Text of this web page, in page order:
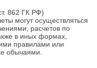
862 ГК РФ)
могут осуществляться
расчетов по
в иных формах,
правилами или
обычаями.